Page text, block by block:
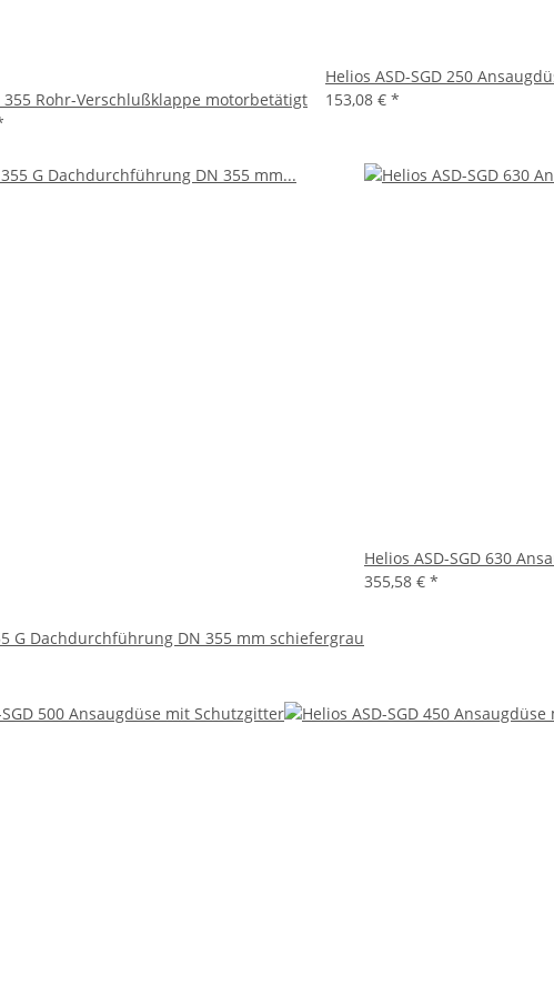
355 Rohr-Verschlußklappe motorbetätigt
Helios ASD-SGD 250
153,08 € *
G Dachdurchführung DN 355 mm schiefergrau
Helios ASD-SGD 630
355,58 € *